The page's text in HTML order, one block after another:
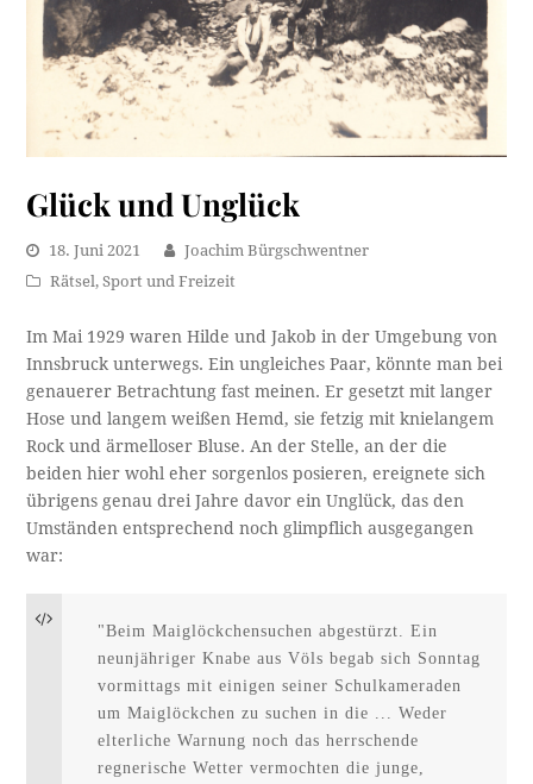
Glück und Unglück
18. Juni 2021
Joachim Bürgschwentner
Rätsel,Sport und Freizeit
Im Mai 1929 waren Hilde und Jakob in der Umgebung von
Innsbruck unterwegs. Ein ungleiches Paar, könnte man bei
genauerer Betrachtung fast meinen. Er gesetzt mit langer
Hose und langem weißen Hemd, sie fetzig mit knielangem
Rock und ärmelloser Bluse. An der Stelle, an der die
beiden hier wohl eher sorgenlos posieren, ereignete sich
übrigens genau drei Jahre davor ein Unglück, das den
Umständen entsprechend noch glimpflich ausgegangen
war:
"Beim Maiglöckchensuchen abgestürzt. Ein
neunjähriger Knabe aus Völs begab sich Sonntag
vormittags mit einigen seiner Schulkameraden
um Maiglöckchen zu suchen in die ... Weder
elterliche Warnung noch das herrschende
regnerische Wetter vermochten die junge,